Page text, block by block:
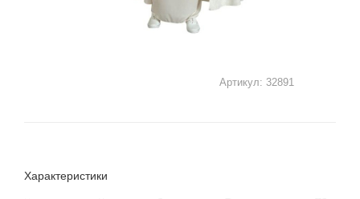
Артикул: 32891
Характеристики